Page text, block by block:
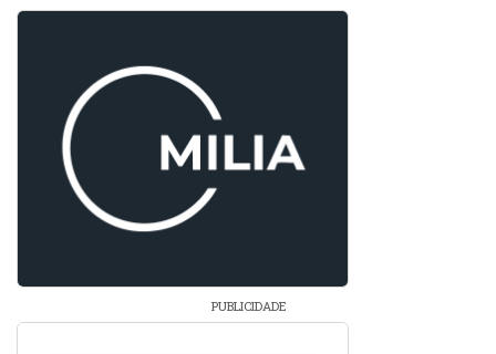
PUBLICIDADE